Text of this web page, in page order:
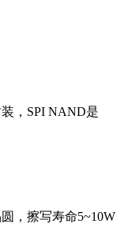
，SPI NAND是
，擦写寿命5~10W